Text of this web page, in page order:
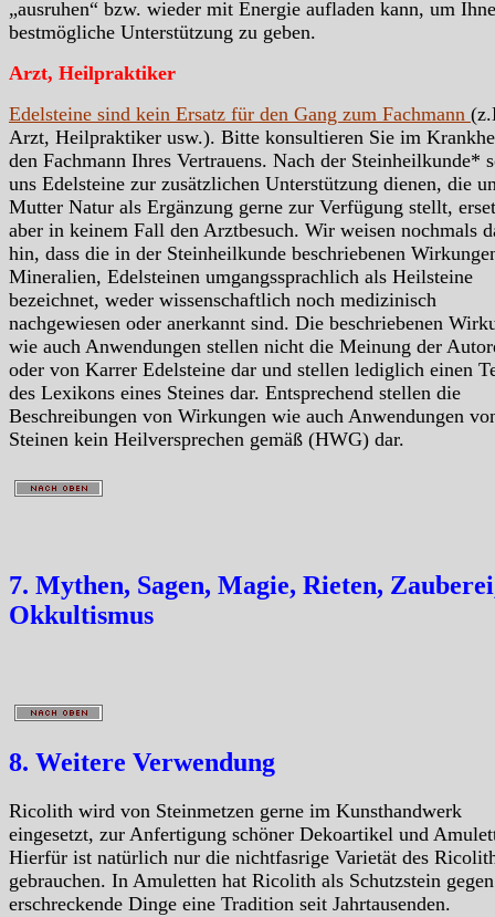
„ausruhen“ bzw. wieder mit Energie aufladen kann, um
bestmögliche Unterstützung zu geben.
Arzt, Heilpraktiker
Edelsteine sind kein Ersatz für den Gang zum Fachmann
Arzt, Heilpraktiker usw.). Bitte konsultieren Sie im
den Fachmann Ihres Vertrauens. Nach der Steinheilkunde*
uns Edelsteine zur zusätzlichen Unterstützung dienen, die
Mutter Natur als Ergänzung gerne zur Verfügung stellt,
aber in keinem Fall den Arztbesuch. Wir weisen nochmals
hin, dass die in der Steinheilkunde beschriebenen
Mineralien, Edelsteinen umgangssprachlich als Heilsteine
bezeichnet, weder wissenschaftlich noch medizinisch
nachgewiesen oder anerkannt sind. Die beschriebenen
wie auch Anwendungen stellen nicht die Meinung der
oder von Karrer Edelsteine dar und stellen lediglich einen
des Lexikons eines Steines dar. Entsprechend stellen die
Beschreibungen von Wirkungen wie auch Anwendungen
Steinen kein Heilversprechen gemäß (HWG) dar.
7. Mythen, Sagen, Magie, Rieten,
Okkultismus
8. Weitere Verwendung
Ricolith wird von Steinmetzen gerne im Kunsthandwerk
eingesetzt, zur Anfertigung schöner Dekoartikel und
Hierfür ist natürlich nur die nichtfasrige Varietät des
gebrauchen. In Amuletten hat Ricolith als Schutzstein gegen
erschreckende Dinge eine Tradition seit Jahrtausenden.